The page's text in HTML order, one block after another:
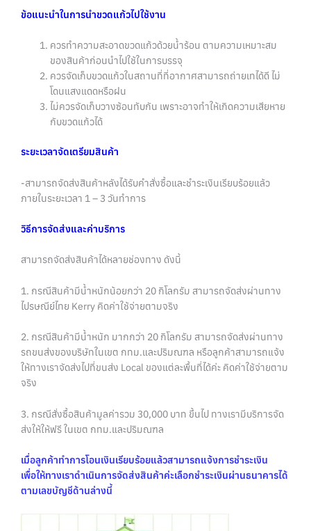
ข้อแนะนำในการนำขวดแก้วไปใช้งาน
ควรทำความสะอาดขวดแก้วด้วยน้ำร้อน ตามความเหมาะสม
ของสินค้าก่อนนำไปใช้ในการบรรจุ
ควรจัดเก็บขวดแก้วในสถานที่ที่อากาศสามารถถ่ายเทได้ดี ไม่
โดนแสงแดดหรือฝน
ไม่ควรจัดเก็บวางซ้อนทับกัน เพราะอาจทำให้เกิดความเสียหาย
กับขวดแก้วได้
ระยะเวลาจัดเตรียมสินค้า
-สามารถจัดส่งสินค้าหลังได้รับคำสั่งซื้อและชำระเงินเรียบร้อยแล้ว
ภายในระยะเวลา 1 – 3 วันทำการ
วิธีการจัดส่งและค่าบริการ
สามารถจัดส่งสินค้าได้หลายช่องทาง ดังนี้
1. กรณีสินค้ามีน้ำหนักน้อยกว่า 20 กิโลกรัม สามารถจัดส่งผ่านทาง
ไปรษณีย์ไทย Kerry คิดค่าใช้จ่ายตามจริง
2. กรณีสินค้ามีน้ำหนัก มากกว่า 20 กิโลกรัม สามารถจัดส่งผ่านทาง
รถขนส่งของบริษัทในเขต กทม.และปริมณฑล หรือลูกค้าสามารถแจ้ง
ให้ทางเราจัดส่งไปที่ขนส่ง Local ของแต่ละพื้นที่ได้ค่ะ คิดค่าใช้จ่ายตาม
จริง
3. กรณีสั่งซื้อสินค้ามูลค่ารวม 30,000 บาท ขึ้นไป ทางเรามีบริการจัด
ส่งให้ให้ฟรี ในเขต กทม.และปริมณฑล
เมื่อลูกค้าทำการโอนเงินเรียบร้อยแล้วสามารถแจ้งการชำระเงิน
เพื่อให้ทางเราดำเนินการจัดส่งสินค้าค่ะเลือกชำระเงินผ่านธนาคารได้
ตามเลขบัญชีด้านล่างนี้